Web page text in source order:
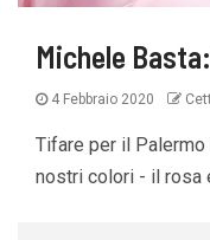
Michele
4 Febbraio 2020
Tifare per il
nostri colori - il rosa